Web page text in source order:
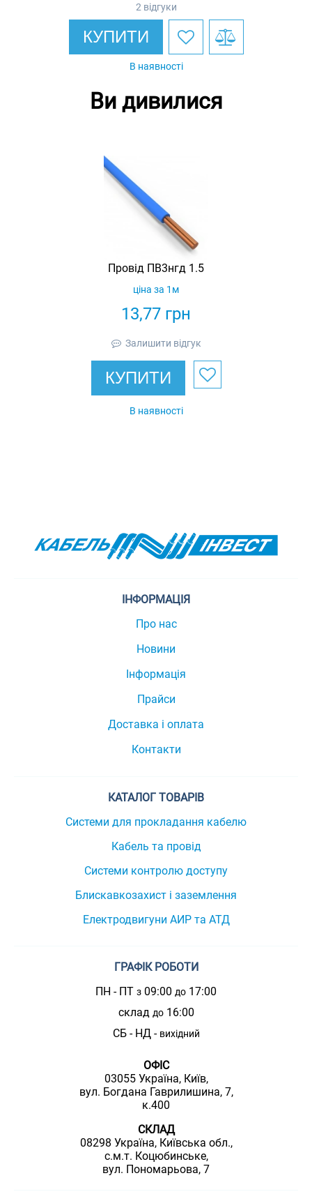
2 відгуки
КУПИТИ
В наявності
Ви дивилися
Провід ПВ3нгд 1.5
13,77 грн
ціна за 1м
Залишити відгук
КУПИТИ
В наявності
ІНФОРМАЦІЯ
Про нас
Новини
Інформація
Прайси
Доставка і оплата
Контакти
КАТАЛОГ ТОВАРІВ
Системи для прокладання кабелю
Кабель та провід
Системи контролю доступу
Блискавкозахист і заземлення
Електродвигуни АИР та АТД
ГРАФІК РОБОТИ
ПН - ПТ з 09:00 до 17:00
склад до16:00
СБ - НД - вихідний
ОФІС
03055 Україна, Київ,
вул. Богдана Гаврилишина, 7,
к.400
СКЛАД
08298 Україна, Київська обл.,
с.м.т. Коцюбинське,
вул. Пономарьова, 7